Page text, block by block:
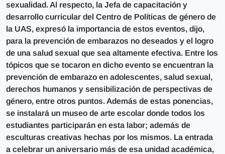
sexualidad. Al respecto, la Jefa de capacitación y
desarrollo curricular del Centro de Políticas de género de
la UAS, expresó la importancia de estos eventos, dijo,
para la prevención de embarazos no deseados y el logro
de una salud sexual que sea altamente efectiva. Entre los
tópicos que se tocaron en dicho evento se encuentran la
prevención de embarazo en adolescentes, salud sexual,
derechos humanos y sensibilización de perspectivas de
género, entre otros puntos. Además de estas ponencias,
se instalará un museo de arte escolar donde todos los
estudiantes participarán en esta labor; además de
esculturas creativas hechas por los mismos. La entrada
a celebrar un aniversario más de esa unidad académica,